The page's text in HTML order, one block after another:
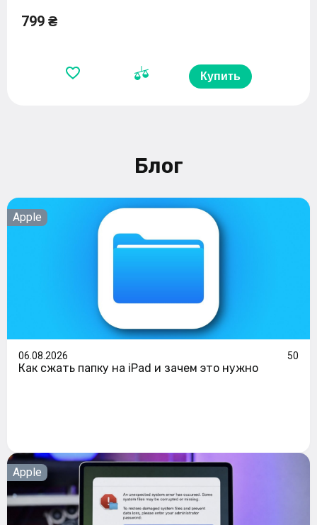
799 ₴
Купить
Блог
Apple
06.08.2026 50
Как сжать папку на iPad и зачем это нужно
Apple